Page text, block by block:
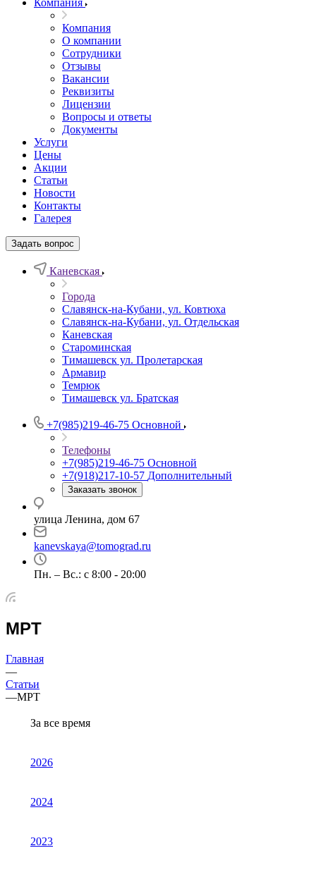
Компания
Компания
О компании
Сотрудники
Отзывы
Вакансии
Реквизиты
Лицензии
Вопросы и ответы
Документы
Услуги
Цены
Акции
Статьи
Новости
Контакты
Галерея
Задать вопрос
Каневская
Города
Славянск-на-Кубани, ул. Ковтюха
Славянск-на-Кубани, ул. Отдельская
Каневская
Староминская
Тимашевск ул. Пролетарская
Армавир
Темрюк
Тимашевск ул. Братская
+7(985)219-46-75 Основной
Телефоны
+7(985)219-46-75 Основной
+7(918)217-10-57 Дополнительный
Заказать звонок
улица Ленина, дом 67
kanevskaya@tomograd.ru
Пн. – Вс.: c 8:00 - 20:00
МРТ
Главная
—
Статьи
—МРТ
За все время
2026
2024
2023